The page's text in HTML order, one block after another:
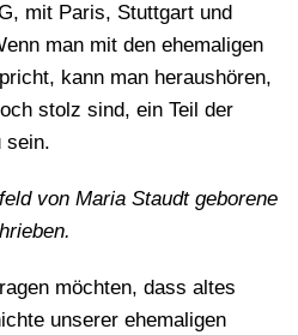
mit Paris, Stuttgart und
man mit den ehemaligen
kann man heraushören,
stolz sind, ein Teil der
sein.
von Maria Staudt geborene
möchten, dass altes
unserer ehemaligen